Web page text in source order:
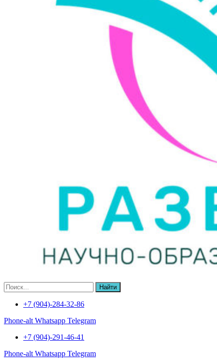
Найти
+7 (904)-284-32-86
Phone-alt Whatsapp Telegram
+7 (904)-291-46-41
Phone-alt Whatsapp Telegram